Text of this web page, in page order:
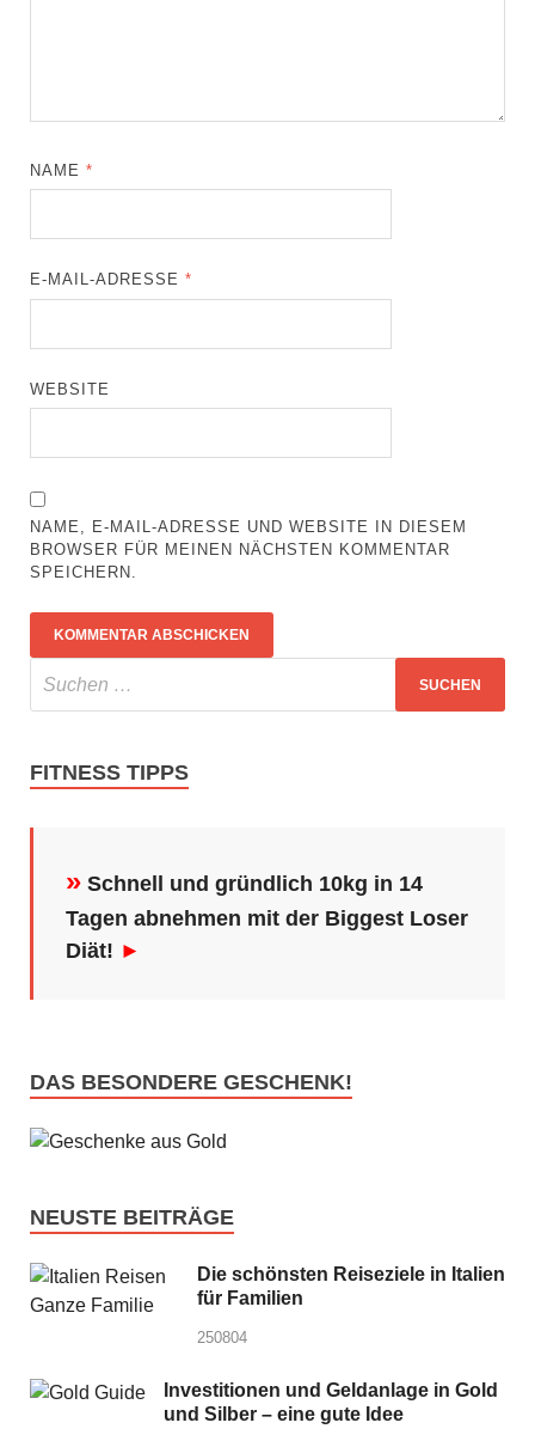
NAME*
E-MAIL-ADRESSE*
WEBSITE
NAME, E-MAIL-ADRESSE UND WEBSITE IN DIESEM
BROWSER FÜR MEINEN NÄCHSTEN KOMMENTAR
SPEICHERN.
FITNESS TIPPS
» Schnell und gründlich 10kg in 14
Tagen abnehmen mit der Biggest Loser
Diät! ►
DAS BESONDERE GESCHENK!
NEUSTE BEITRÄGE
Die schönsten Reiseziele in Italien
für Familien
250804
Investitionen und Geldanlage in Gold
und Silber – eine gute Idee